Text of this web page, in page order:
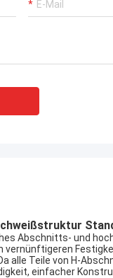
Abschnitts- und
alle Teile von H-
einfacher